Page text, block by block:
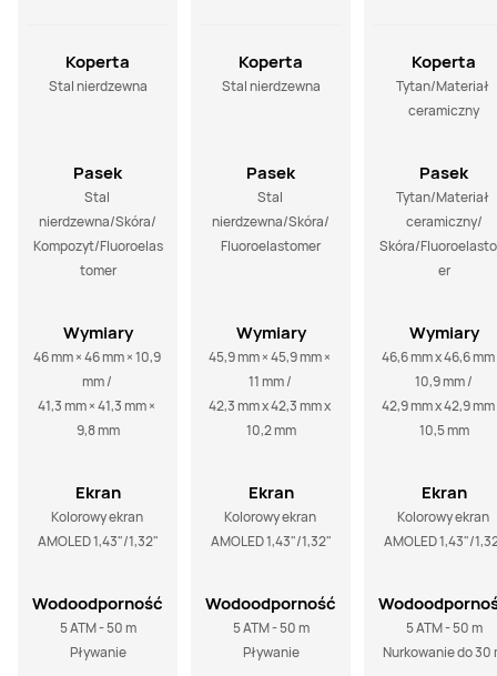
Koperta
Stal nierdzewna
Pasek
Stal
nierdzewna/Skóra/
Kompozyt/Fluoroelas
tomer
Wymiary
46 mm × 46 mm × 10,9
mm /
41,3 mm × 41,3 mm ×
9,8 mm
Ekran
Kolorowy ekran
AMOLED 1,43"/1,32"
Wodoodporność
5 ATM - 50 m
Pływanie
Koperta
Stal nierdzewna
Pasek
Stal
nierdzewna/Skóra/
Fluoroelastomer
Wymiary
45,9 mm × 45,9 mm ×
11 mm /
42,3 mm x 42,3 mm x
10,2 mm
Ekran
Kolorowy ekran
AMOLED 1,43"/1,32"
Wodoodporność
5 ATM - 50 m
Pływanie
Koperta
Tytan/Materiał
ceramiczny
Pasek
Tytan/Materiał
ceramiczny/
Skóra/
er
Wymiary
46,6 mm x 46,6 mm
10,9 mm /
42,9 mm x 42,9 mm
10,5 mm
Ekran
Kolorowy ekran
AMOLED 1,43"/
5 ATM - 50 m
Nurkowanie do 30